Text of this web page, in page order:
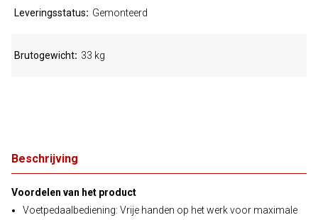
Beschrijving
Voordelen van het product
Voetpedaalbediening: Vrije handen op het werk voor maximale
Leveringsstatus Gemonteerd
Brutogewicht 33 kg